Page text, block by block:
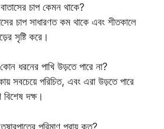
বাতাসের চাপ কেমন থাকে?
চাপ সাধারণত কম থাকে এবং শীতকালে
সৃষ্টি করে।
কোন ধরনের পাখি উড়তে পারে না?
সবচেয়ে পরিচিত, এবং এরা উড়তে পারে
দক্ষ।
তুষারপাতের পরিমাণ প্রায় কত?